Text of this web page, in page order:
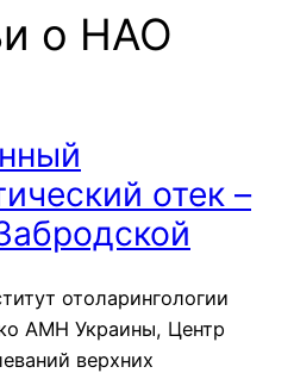
о НАО
отек –
отоларингологии
АМН Украины, Центр
верхних